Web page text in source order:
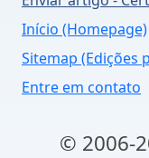
Início (Homepage)
Sitemap (Edições
Entre em contato
© 2006-